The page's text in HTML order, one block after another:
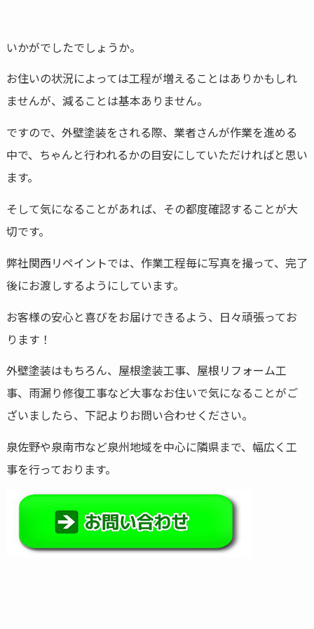
いかがでしたでしょうか。
お住いの状況によっては工程が増えることはありかもしれ
ませんが、減ることは基本ありません。
ですので、外壁塗装をされる際、業者さんが作業を進める
中で、ちゃんと行われるかの目安にしていただければと思い
ます。
そして気になることがあれば、その都度確認することが大
切です。
弊社関西リペイントでは、作業工程毎に写真を撮って、完了
後にお渡しするようにしています。
お客様の安心と喜びをお届けできるよう、日々頑張ってお
ります！
外壁塗装はもちろん、屋根塗装工事、屋根リフォーム工
事、雨漏り修復工事など大事なお住いで気になることがご
ざいましたら、下記よりお問い合わせください。
泉佐野や泉南市など泉州地域を中心に隣県まで、幅広く工
事を行っております。